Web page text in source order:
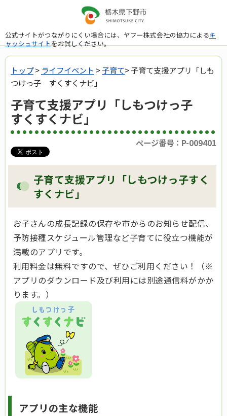
公式サイトがつながりにくい場合には、ヤフー株式会社の協力によるキ
ャッシュサイトをお試しください。
トップ> ライフイベント >子育て> 子育て支援アプリ「しも
つけっ子 すくすくナビ」
子育て支援アプリ「しもつけっ子
すくすくナビ」
ページ番号：P-009401
子育て支援アプリ「しもつけっ子すく
すくナビ」
お子さんの成長記録の保存や市からのお知らせ配信、
予防接種スケジュール管理など子育てに役立つ機能が
満載のアプリです。
利用料金は無料ですので、ぜひご利用ください！（※
アプリのダウンロード及び利用には別途通信料がかか
ります。）
アプリの主な機能